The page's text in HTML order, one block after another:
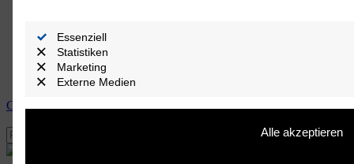
Cart
Essenziell
Statistiken
Marketing
Externe Medien
Alle akzeptieren